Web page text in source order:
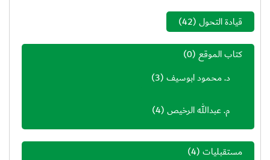
قيادة التحول(42)
كتاب الموقع (0)
د. محمود ابوسيف(3)
م. عبدالله الرخيص(4)
مستقبليات(4)